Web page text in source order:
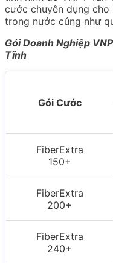
cước chuyên dụng
trong nước củng như
Gói Doanh Nghiệp
Tĩnh
Gói Cước
FiberExtra
150+
FiberExtra
200+
FiberExtra
240+